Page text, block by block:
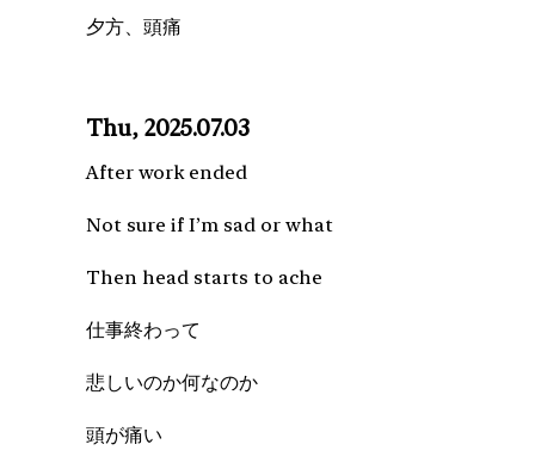
夕方、頭痛
Thu, 2025.07.03
After work ended
Not sure if I’m sad or what
Then head starts to ache
仕事終わって
悲しいのか何なのか
頭が痛い